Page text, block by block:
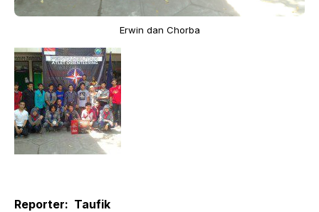
Erwin dan Chorba
Reporter: Taufik